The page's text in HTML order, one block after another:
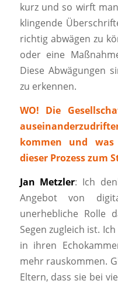
kurz und so wirft
klingende
richtig abwägen zu
oder eine
Diese Abwägungen
zu erkennen.
WO! Die
kommen und was
dieser Prozess zum
Jan Metzler: Ich
Angebot von
unerhebliche Rolle
Segen zugleich ist.
in ihren
mehr rauskommen.
Eltern, dass sie bei